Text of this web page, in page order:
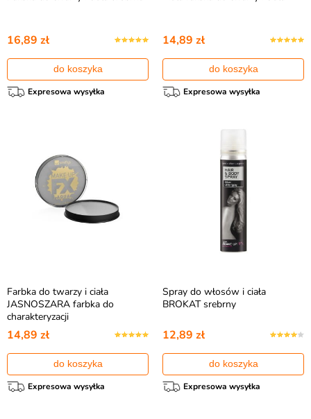
16,89 zł
do koszyka
Expresowa wysyłka
14,89 zł
do koszyka
Expresowa wysyłka
Farbka do twarzy i ciała
JASNOSZARA farbka do
charakteryzacji
14,89 zł
do koszyka
Expresowa wysyłka
Spray do włosów i ciała
BROKAT srebrny
12,89 zł
do koszyka
Expresowa wysyłka